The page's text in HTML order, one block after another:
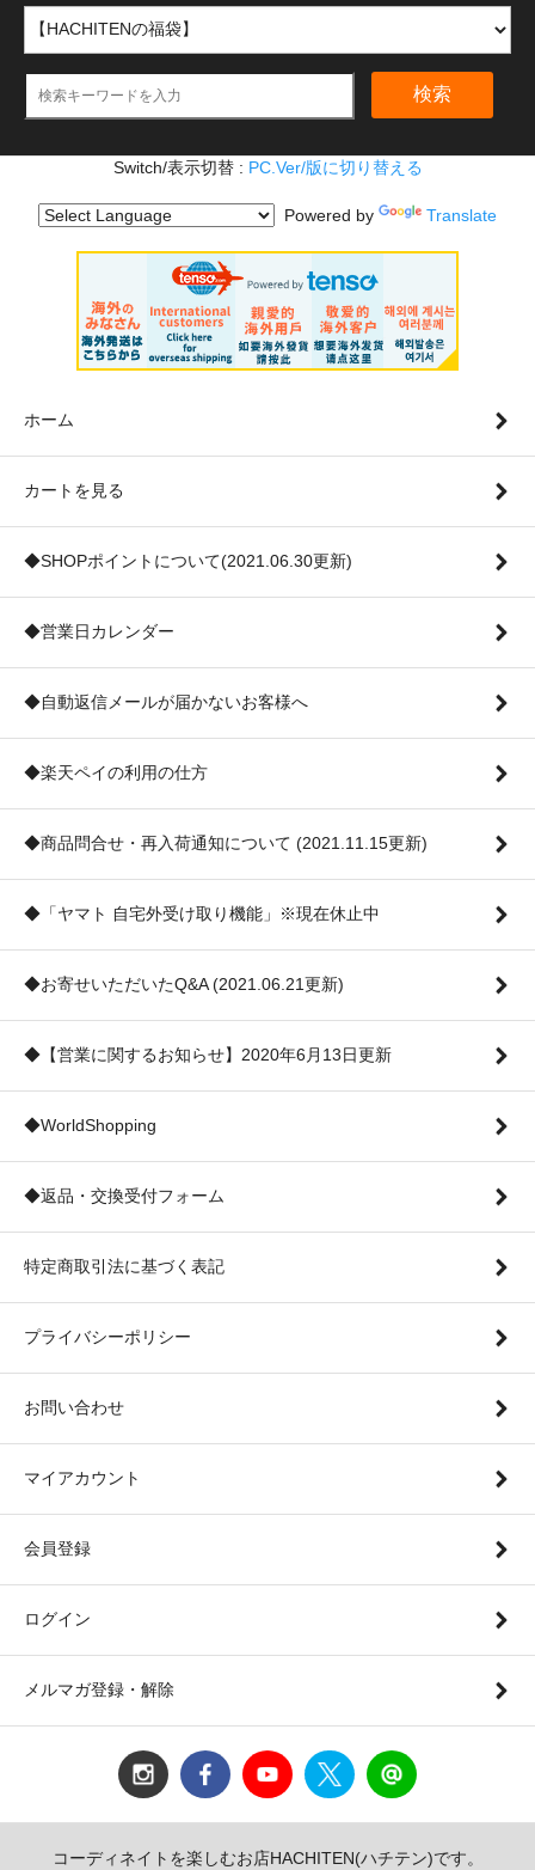
検索
Switch/表示切替 : PC.Ver/版に切り替える
Powered by Translate
ホーム
カートを見る
◆SHOPポイントについて(2021.06.30更新)
◆営業日カレンダー
◆自動返信メールが届かないお客様へ
◆楽天ペイの利用の仕方
◆商品問合せ・再入荷通知について (2021.11.15更新)
◆「ヤマト 自宅外受け取り機能」※現在休止中
◆お寄せいただいたQ&A (2021.06.21更新)
◆【営業に関するお知らせ】2020年6月13日更新
◆WorldShopping
◆返品・交換受付フォーム
特定商取引法に基づく表記
プライバシーポリシー
お問い合わせ
マイアカウント
会員登録
ログイン
メルマガ登録・解除
コーディネイトを楽しむお店HACHITEN(ハチテン)です。